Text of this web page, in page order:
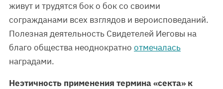
живут и трудятся бок о бок со своими
согражданами всех взглядов и вероисповеданий.
Полезная деятельность Свидетелей Иеговы на
благо общества неоднократно отмечалась
наградами.
Неэтичность применения термина «секта» к